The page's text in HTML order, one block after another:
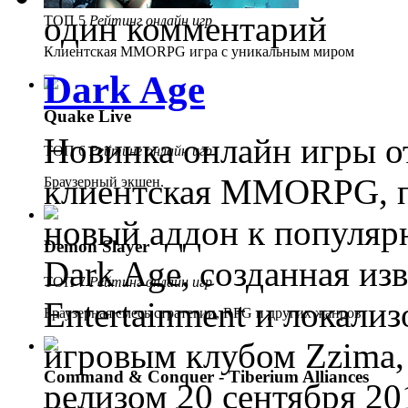
ТОП 5 Рейтинг онлайн игр
Клиентская MMORPG игра с уникальным миром
Quake Live
ТОП 6Рейтинг онлайн игр
Браузерный экшен.
Demon Slayer
ТОП 7Рейтинг онлайн игр
Браузерная смесь стратегии, RPG и других жанров.
Command & Conquer - Tiberium Alliances
один комментарий
Dark Age
Новинка онлайн игры
клиентская
новый аддон к
Dark Age, созданная
Entertainment и
игровым клубом
релизом 20 сентября